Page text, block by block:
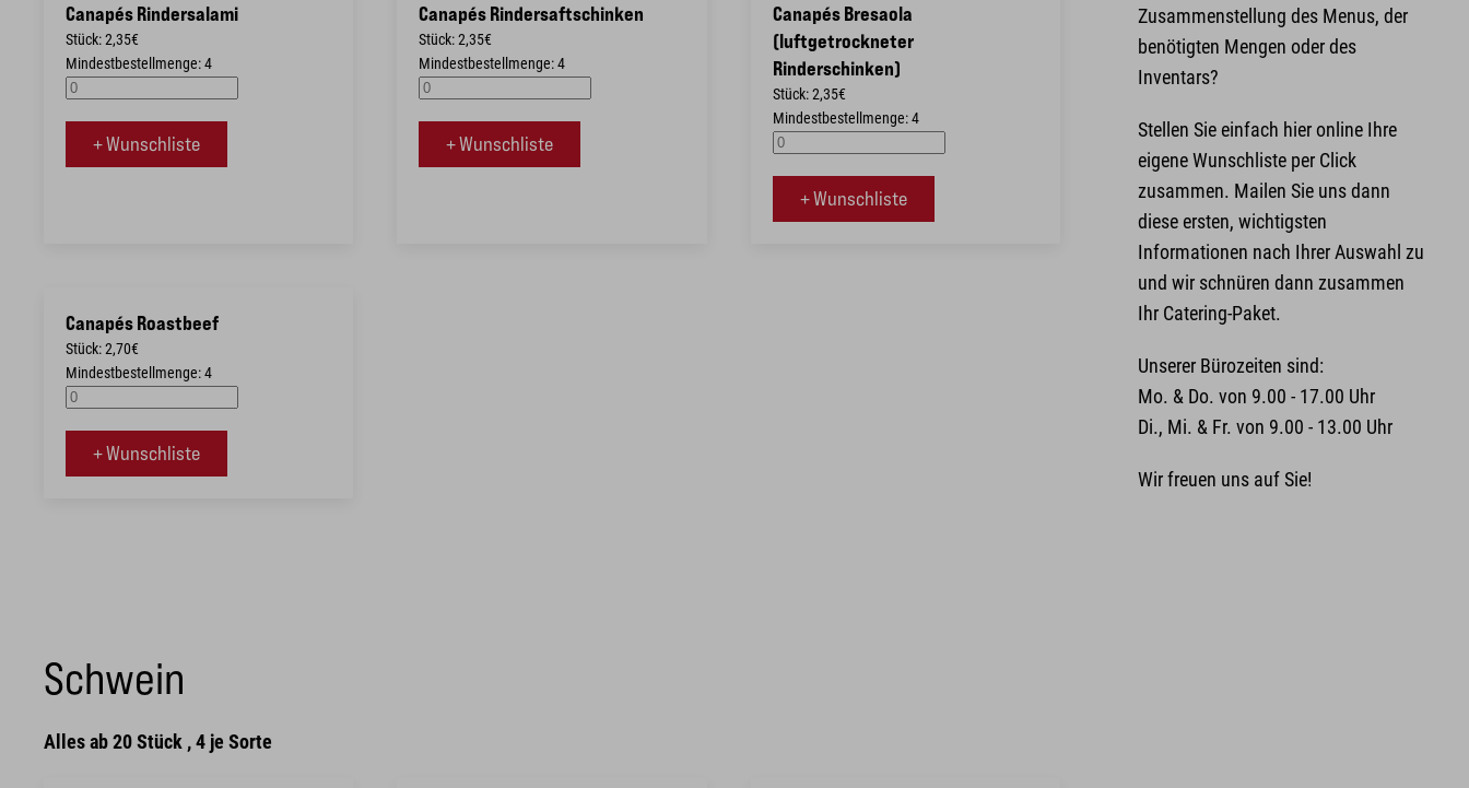
Canapés Rindersalami
Stück: 2,35€
Mindestbestellmenge: 4
+ Wunschliste
Canapés Rindersaftschinken
Stück: 2,35€
Mindestbestellmenge: 4
+ Wunschliste
Canapés Bresaola
(luftgetrockneter
Rinderschinken)
Stück: 2,35€
Mindestbestellmenge: 4
+ Wunschliste
Canapés Roastbeef
Stück: 2,70€
Mindestbestellmenge: 4
+ Wunschliste
Schwein
Alles ab 20 Stück , 4 je Sorte
Zusammenstellung des Menus, der
benötigten Mengen oder des
Inventars?
Stellen Sie einfach hier online Ihre
eigene Wunschliste per Click
zusammen. Mailen Sie uns dann
diese ersten, wichtigsten
Informationen nach Ihrer Auswahl zu
und wir schnüren dann zusammen
Ihr Catering-Paket.
Unserer Bürozeiten sind:
Mo. & Do. von 9.00 - 17.00 Uhr
Di., Mi. & Fr. von 9.00 - 13.00 Uhr
Wir freuen uns auf Sie!